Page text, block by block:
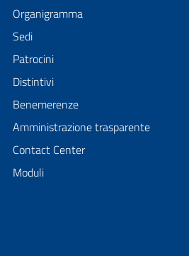
Organigramma
Sedi
Patrocini
Distintivi
Benemerenze
Amministrazione trasparente
Contact Center
Moduli